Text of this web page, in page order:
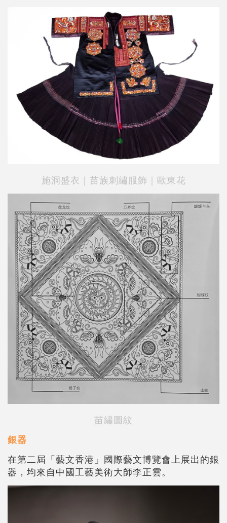
施洞盛衣｜苗族刺繡服飾｜歐東花
苗繡圖紋
銀器
在第二屆「藝文香港」國際藝文博覽會上展出的銀
器，均來自中國工藝美術大師李正雲。